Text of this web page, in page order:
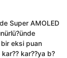
Super AMOLED
eksi puan
kar??ya b?